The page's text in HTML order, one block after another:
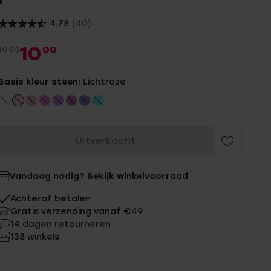
4.78 (40)
10 00
kleur steen: Lichtroze
Uitverkocht
Vandaag nodig? Bekijk winkelvoorraad
Achteraf betalen
Gratis verzending vanaf €49
14 dagen retourneren
138 winkels